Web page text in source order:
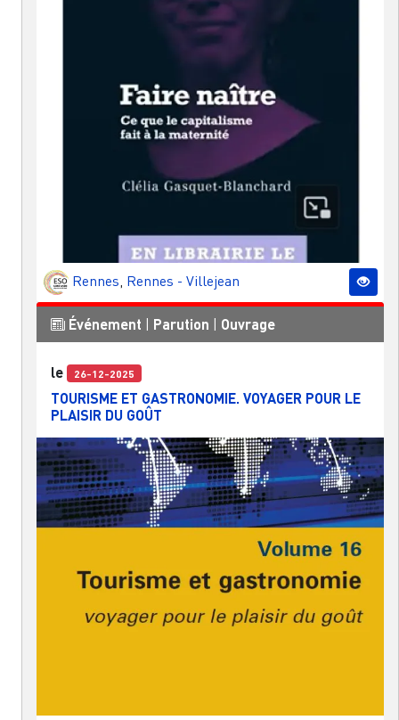
Rennes Rennes - Villejean
Événement | Parution | Ouvrage
le 26-12-2025
TOURISME ET GASTRONOMIE. VOYAGER POUR LE
PLAISIR DU GOÛT